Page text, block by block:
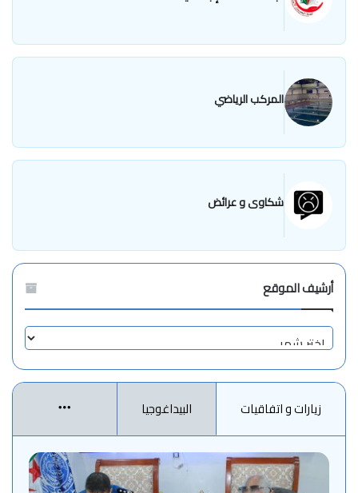
المركب الرياضي
شكاوى و عرائض
أرشيف الموقع
أرشيف
الموقع
زيارات و اتفاقيات البيداغوجيا